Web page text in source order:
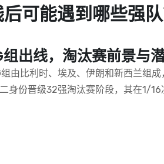
可能遇到哪些强队
出线，淘汰赛前景与
由比利时、埃及、伊朗和新西兰组
身份晋级32强淘汰赛阶段，其在1/